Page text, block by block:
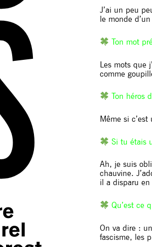
J’ai un peu
le monde
Ton mot
Les mots que
comme
Ton héros
Même si
Si tu étais
Ah, je suis
chauvine.
il a disparu
Qu’est ce
On va dire :
fascisme, les